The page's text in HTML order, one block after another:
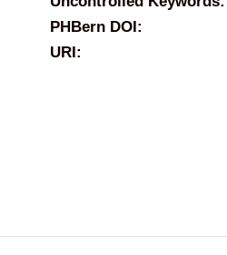
PHBern DOI:
URI: